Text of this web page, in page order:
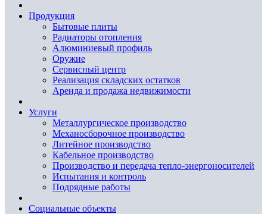
Продукция
Бытовые плиты
Радиаторы отопления
Алюминиевый профиль
Оружие
Сервисный центр
Реализация складских остатков
Аренда и продажа недвижимости
Услуги
Металлургическое производство
Механосборочное производство
Литейное производство
Кабельное производство
Производство и передача тепло-энергоносителей
Испытания и контроль
Подрядные работы
Социальные объекты